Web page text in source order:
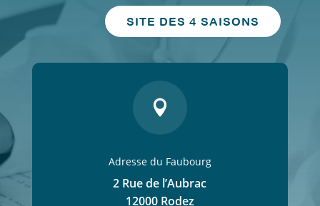
SITE DES 4 SAISONS

Adresse du Faubourg
2 Rue de l’Aubrac
12000 Rodez